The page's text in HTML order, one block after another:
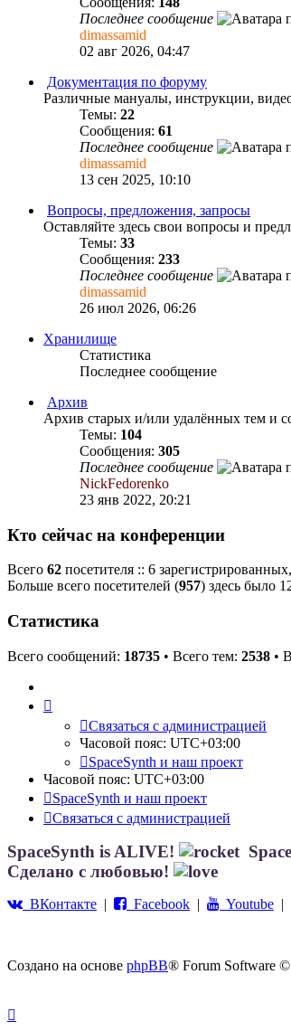
Последнее сообщение
dimassamid
02 авг 2026, 04:47
Документация по форуму
Различные мануалы, инструкции,
Темы: 22
Сообщения: 61
Последнее сообщение
dimassamid
13 сен 2025, 10:10
Вопросы, предложения, запросы
Оставляйте здесь свои вопросы и
Темы: 33
Сообщения: 233
Последнее сообщение
dimassamid
26 июл 2026, 06:26
Хранилище
Статистика
Последнее сообщение
Архив
Архив старых и/или удалённых тем и
Темы: 104
Сообщения: 305
Последнее сообщение
NickFedorenko
23 янв 2022, 20:21
Кто сейчас на конференции
Всего 62 посетителя :: 6
Больше всего посетителей (957) здесь было
Статистика
Всего сообщений: 18735 • Всего тем: 2538 •
Связаться с администрацией
Часовой пояс: UTC+03:00
SpaceSynth и наш проект
Часовой пояс: UTC+03:00
SpaceSynth и наш проект
Связаться с администрацией
SpaceSynth is ALIVE!
Сделано с любовью!
ВКонтакте | Facebook | Youtube |
Создано на основе phpBB® Forum Software